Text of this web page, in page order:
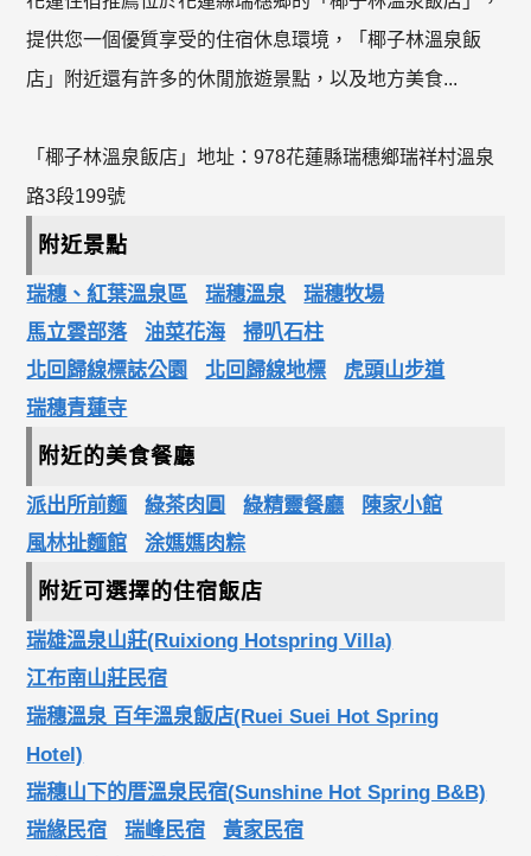
提供您一個優質享受的住宿休息環境，「椰子林溫泉飯
店」附近還有許多的休閒旅遊景點，以及地方美食...
「椰子林溫泉飯店」地址：978花蓮縣瑞穗鄉瑞祥村溫泉
路3段199號
附近景點
瑞穗、紅葉溫泉區 瑞穗溫泉
瑞穗牧場
馬立雲部落
油菜花海
掃叭石柱
北回歸線標誌公園
北回歸線地標
虎頭山步道
瑞穗青蓮寺
附近的美食餐廳
派出所前麵 綠茶肉圓 綠精靈餐廳
陳家小館
風林扯麵館
涂媽媽肉粽
附近可選擇的住宿飯店
瑞雄溫泉山莊(Ruixiong Hotspring Villa)
江布南山莊民宿
瑞穗溫泉 百年溫泉飯店(Ruei Suei Hot Spring
Hotel)
瑞穗山下的厝溫泉民宿(Sunshine Hot Spring B&B)
瑞緣民宿
瑞峰民宿
黃家民宿